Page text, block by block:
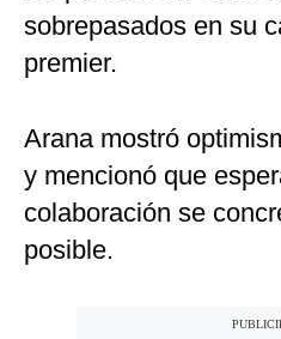
sobrepasados en su
premier.
Arana mostró
y mencionó que
colaboración se
posible.